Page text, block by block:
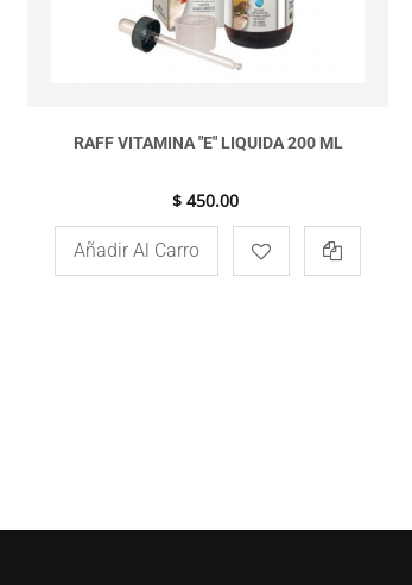
RAFF VITAMINA "E" LIQUIDA 200 ML
$ 450.00
Añadir Al Carro